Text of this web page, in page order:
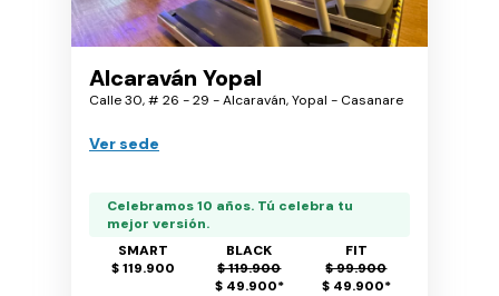
Alcaraván Yopal
Calle 30, # 26 - 29 - Alcaraván, Yopal - Casanare
Ver sede
Celebramos 10 años. Tú celebra tu
mejor versión.
SMART
$ 119.900
BLACK
$ 119.900
$ 49.900*
FIT
$ 99.900
$ 49.900*